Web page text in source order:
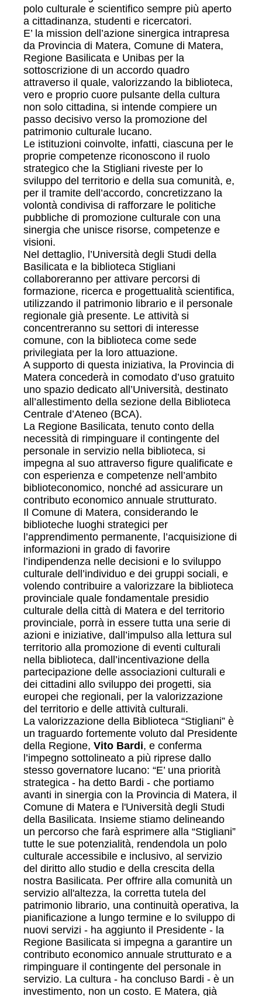
polo culturale e scientifico sempre più aperto
a cittadinanza, studenti e ricercatori.
E’ la mission dell’azione sinergica intrapresa
da Provincia di Matera, Comune di Matera,
Regione Basilicata e Unibas per la
sottoscrizione di un accordo quadro
attraverso il quale, valorizzando la biblioteca,
vero e proprio cuore pulsante della cultura
non solo cittadina, si intende compiere un
passo decisivo verso la promozione del
patrimonio culturale lucano.
Le istituzioni coinvolte, infatti, ciascuna per le
proprie competenze riconoscono il ruolo
strategico che la Stigliani riveste per lo
sviluppo del territorio e della sua comunità, e,
per il tramite dell’accordo, concretizzano la
volontà condivisa di rafforzare le politiche
pubbliche di promozione culturale con una
sinergia che unisce risorse, competenze e
visioni.
Nel dettaglio, l’Università degli Studi della
Basilicata e la biblioteca Stigliani
collaboreranno per attivare percorsi di
formazione, ricerca e progettualità scientifica,
utilizzando il patrimonio librario e il personale
regionale già presente. Le attività si
concentreranno su settori di interesse
comune, con la biblioteca come sede
privilegiata per la loro attuazione.
A supporto di questa iniziativa, la Provincia di
Matera concederà in comodato d’uso gratuito
uno spazio dedicato all’Università, destinato
all’allestimento della sezione della Biblioteca
Centrale d’Ateneo (BCA).
La Regione Basilicata, tenuto conto della
necessità di rimpinguare il contingente del
personale in servizio nella biblioteca, si
impegna al suo attraverso figure qualificate e
con esperienza e competenze nell’ambito
biblioteconomico, nonché ad assicurare un
contributo economico annuale strutturato.
Il Comune di Matera, considerando le
biblioteche luoghi strategici per
l’apprendimento permanente, l’acquisizione di
informazioni in grado di favorire
l’indipendenza nelle decisioni e lo sviluppo
culturale dell’individuo e dei gruppi sociali, e
volendo contribuire a valorizzare la biblioteca
provinciale quale fondamentale presidio
culturale della città di Matera e del territorio
provinciale, porrà in essere tutta una serie di
azioni e iniziative, dall’impulso alla lettura sul
territorio alla promozione di eventi culturali
nella biblioteca, dall’incentivazione della
partecipazione delle associazioni culturali e
dei cittadini allo sviluppo dei progetti, sia
europei che regionali, per la valorizzazione
del territorio e delle attività culturali.
La valorizzazione della Biblioteca “Stigliani” è
un traguardo fortemente voluto dal Presidente
della Regione, Vito Bardi, e conferma
l’impegno sottolineato a più riprese dallo
stesso governatore lucano: “E’ una priorità
strategica - ha detto Bardi - che portiamo
avanti in sinergia con la Provincia di Matera, il
Comune di Matera e l'Università degli Studi
della Basilicata. Insieme stiamo delineando
un percorso che farà esprimere alla “Stigliani”
tutte le sue potenzialità, rendendola un polo
culturale accessibile e inclusivo, al servizio
del diritto allo studio e della crescita della
nostra Basilicata. Per offrire alla comunità un
servizio all'altezza, la corretta tutela del
patrimonio librario, una continuità operativa, la
pianificazione a lungo termine e lo sviluppo di
nuovi servizi - ha aggiunto il Presidente - la
Regione Basilicata si impegna a garantire un
contributo economico annuale strutturato e a
rimpinguare il contingente del personale in
servizio. La cultura - ha concluso Bardi - è un
investimento, non un costo. E Matera, già